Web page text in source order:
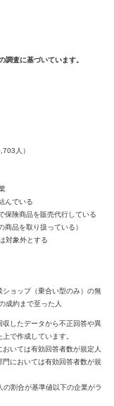
調査に基づいています。
人）
んでいる
保険商品を販売代行している
商品を取り扱っている）
対象外とする
ョップ（乗合い型のみ）の無
成約まで至った人
したデータから不正回答や異
で作成しています。
いては有効回答者数が規定人
においては有効回答者数が規
割合が基準値以下の企業がラ